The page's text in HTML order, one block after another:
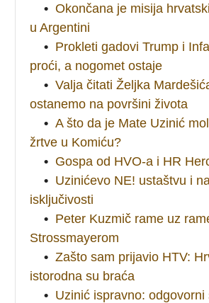
• Okončana je misija
u Argentini
• Prokleti gadovi Trump i
proći, a nogomet ostaje
• Valja čitati Željka
ostanemo na površini života
• A što da je Mate Uzinić
žrtve u Komiću?
• Gospa od HVO-a i HR
• Uzinićevo NE! ustaštvu i
isključivosti
• Peter Kuzmič rame uz
Strossmayerom
• Zašto sam prijavio HTV:
istorodna su braća
• Uzinić ispravno: odgovorni